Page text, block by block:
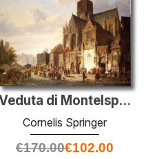
Veduta di Montelspran
Cornelis Springer
€170.00€102.00